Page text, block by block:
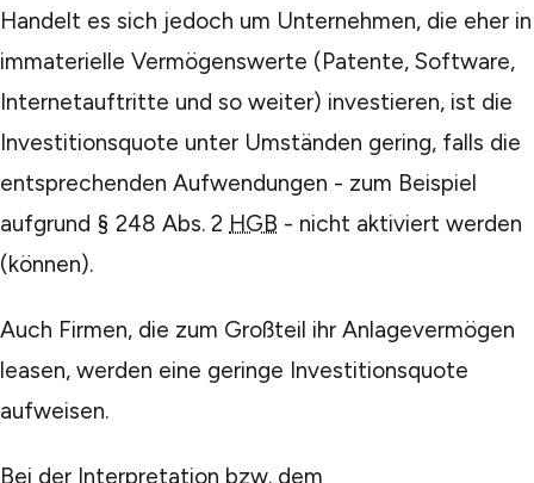
Handelt es sich jedoch um Unternehmen, die eher in
immaterielle Vermögenswerte (Patente, Software,
Internetauftritte und so weiter) investieren, ist die
Investitionsquote unter Umständen gering, falls die
entsprechenden Aufwendungen - zum Beispiel
aufgrund § 248 Abs. 2 HGB - nicht aktiviert werden
(können).
Auch Firmen, die zum Großteil ihr Anlagevermögen
leasen, werden eine geringe Investitionsquote
aufweisen.
Bei der Interpretation bzw. dem